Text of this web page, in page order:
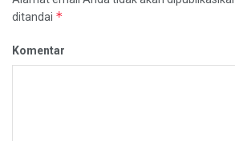
ditandai *
Komentar